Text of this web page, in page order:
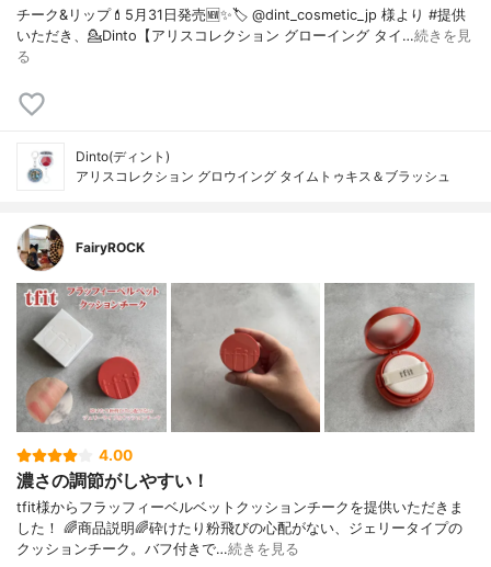
チーク&リップ💄⁡5月31日発売🆕✨⁡🏷️ @dint_cosmetic_jp 様より #提供
いただき、⁡💁Dinto【アリスコレクション グローイング タイ…続きを見
る
Dinto(ディント)
アリスコレクション グロウイング タイムトゥキス＆ブラッシュ
FairyROCK
4.00
濃さの調節がしやすい！
tfit様からフラッフィーベルベットクッションチークを提供いただきま
した！ 🌈商品説明🌈砕けたり粉飛びの心配がない、ジェリータイプの
クッションチーク。バフ付きで…続きを見る